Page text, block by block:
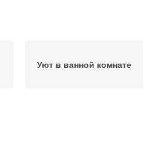
Уют в ванной комнате